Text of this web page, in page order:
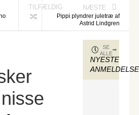
TILFÆLDIG NÆSTE
Pippi plyndrer juletræ af
Astrid Lindgren
NYESTE
SE
ALLE